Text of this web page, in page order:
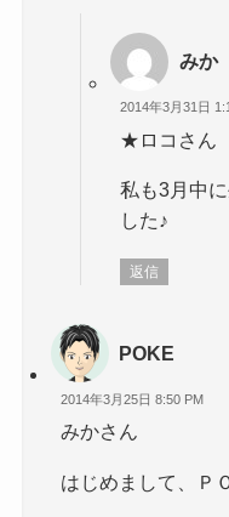
みか
2014年3月31日
★ロコさん
私も3月中
した♪
返信
POKE
2014年3月25日 8:50 PM
みかさん
はじめまして、Ｐ